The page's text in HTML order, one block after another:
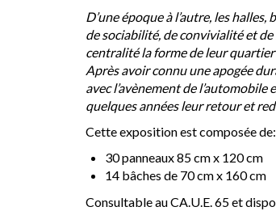
D’une époque à l’autre, les
de sociabilité, de convivialité et
centralité la forme de leur quartier
Après avoir connu une apogée
avec l’avènement de
quelques années leur retour et
Cette exposition est composée de:
30 panneaux 85 cm x 120 cm
14 bâches de 70 cm x 160 cm
Consultable au CA.U.E. 65 et